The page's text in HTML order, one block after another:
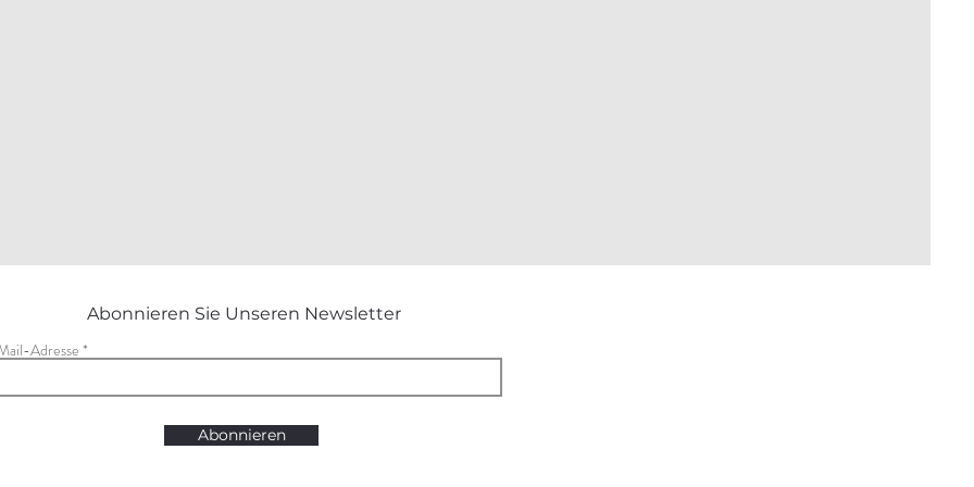
Abonnieren Sie Unseren Newsletter
Adresse
Abonnieren